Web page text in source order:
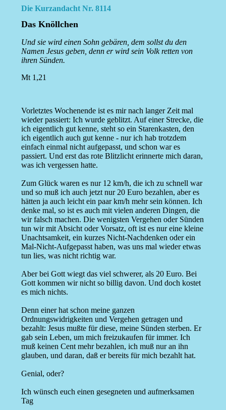
Die Kurzandacht Nr. 8114
Das Knöllchen
Und sie wird einen Sohn gebären, dem sollst du den
Namen Jesus geben, denn er wird sein Volk retten von
ihren Sünden.
Mt 1,21
Vorletztes Wochenende ist es mir nach langer Zeit mal
wieder passiert: Ich wurde geblitzt. Auf einer Strecke, die
ich eigentlich gut kenne, steht so ein Starenkasten, den
ich eigentlich auch gut kenne - nur ich hab trotzdem
einfach einmal nicht aufgepasst, und schon war es
passiert. Und erst das rote Blitzlicht erinnerte mich daran,
was ich vergessen hatte.
Zum Glück waren es nur 12 km/h, die ich zu schnell war
und so muß ich auch jetzt nur 20 Euro bezahlen, aber es
hätten ja auch leicht ein paar km/h mehr sein können. Ich
denke mal, so ist es auch mit vielen anderen Dingen, die
wir falsch machen. Die wenigsten Vergehen oder Sünden
tun wir mit Absicht oder Vorsatz, oft ist es nur eine kleine
Unachtsamkeit, ein kurzes Nicht-Nachdenken oder ein
Mal-Nicht-Aufgepasst haben, was uns mal wieder etwas
tun lies, was nicht richtig war.
Aber bei Gott wiegt das viel schwerer, als 20 Euro. Bei
Gott kommen wir nicht so billig davon. Und doch kostet
es mich nichts.
Denn einer hat schon meine ganzen
Ordnungswidrigkeiten und Vergehen getragen und
bezahlt: Jesus mußte für diese, meine Sünden sterben. Er
gab sein Leben, um mich freizukaufen für immer. Ich
muß keinen Cent mehr bezahlen, ich muß nur an ihn
glauben, und daran, daß er bereits für mich bezahlt hat.
Genial, oder?
Ich wünsch euch einen gesegneten und aufmerksamen
Tag